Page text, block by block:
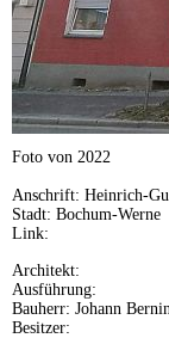
Foto von 2022
Anschrift: Heinrich-
Stadt: Bochum-Werne
Link:
Architekt:
Ausführung:
Bauherr: Johann
Besitzer: